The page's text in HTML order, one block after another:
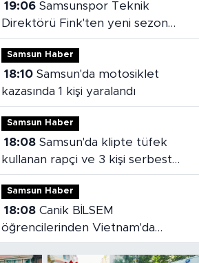
19:06Samsunspor Teknik
Direktörü Fink'ten yeni sezon
mesajı
Samsun Haber
18:10Samsun'da motosiklet
kazasında 1 kişi yaralandı
Samsun Haber
18:08Samsun'da klipte tüfek
kullanan rapçi ve 3 kişi serbest
bırakıldı
Samsun Haber
18:08Canik BİLSEM
öğrencilerinden Vietnam'da
madalya başarısı